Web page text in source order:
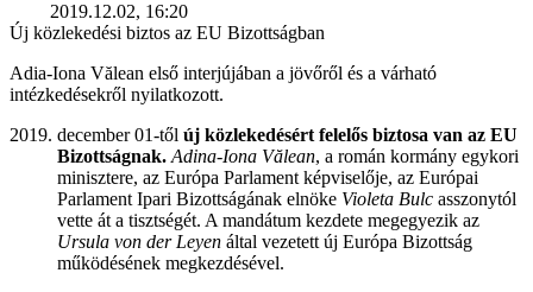
2019.12.02, 16:20
Új közlekedési biztos az EU Bizottságban
Adia-Iona Vălean első interjújában a jövőről és a várható
intézkedésekről nyilatkozott.
december 01-től új közlekedésért felelős biztosa van az EU
Bizottságnak. Adina-Iona Vălean, a román kormány egykori
minisztere, az Európa Parlament képviselője, az Európai
Parlament Ipari Bizottságának elnöke Violeta Bulc asszonytól
vette át a tisztségét. A mandátum kezdete megegyezik az
Ursula von der Leyen által vezetett új Európa Bizottság
működésének megkezdésével.